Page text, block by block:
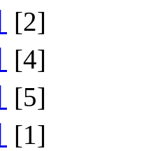
[2]
[4]
[5]
[1]